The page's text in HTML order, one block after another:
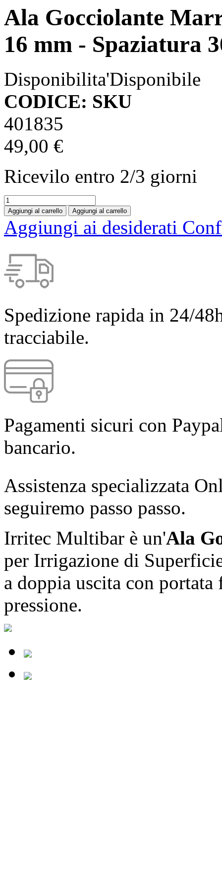
Ala Gocciolante
16 mm - Spaziatura
Disponibilita'Disponibile
CODICE: SKU
401835
49,00 €
Ricevilo entro 2/3 giorni
Aggiungi al carrello Aggiungi al carrello
Aggiungi ai desiderati
Spedizione rapida in 24/
tracciabile.
Pagamenti sicuri con
bancario.
Assistenza specializzata
seguiremo passo passo.
Irritec Multibar è un'Ala
per Irrigazione di
a doppia uscita con
pressione.